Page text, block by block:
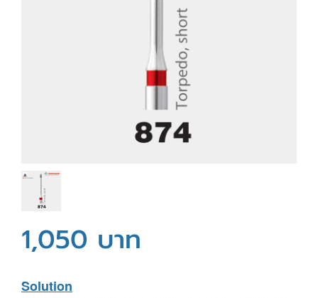
1,050 บาท
Solution